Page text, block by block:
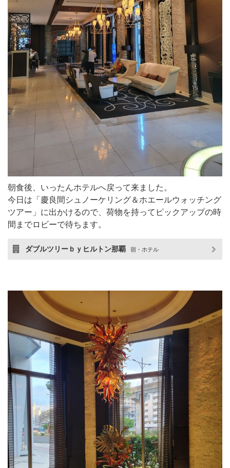
朝食後、いったんホテルへ戻って来ました。
今日は「慶良間シュノーケリング＆ホエールウォッチング
ツアー」に出かけるので、荷物を持ってピックアップの時
間までロビーで待ちます。
ダブルツリーｂｙヒルトン那覇 宿・ホテル